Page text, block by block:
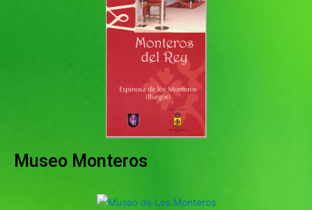
Museo Monteros